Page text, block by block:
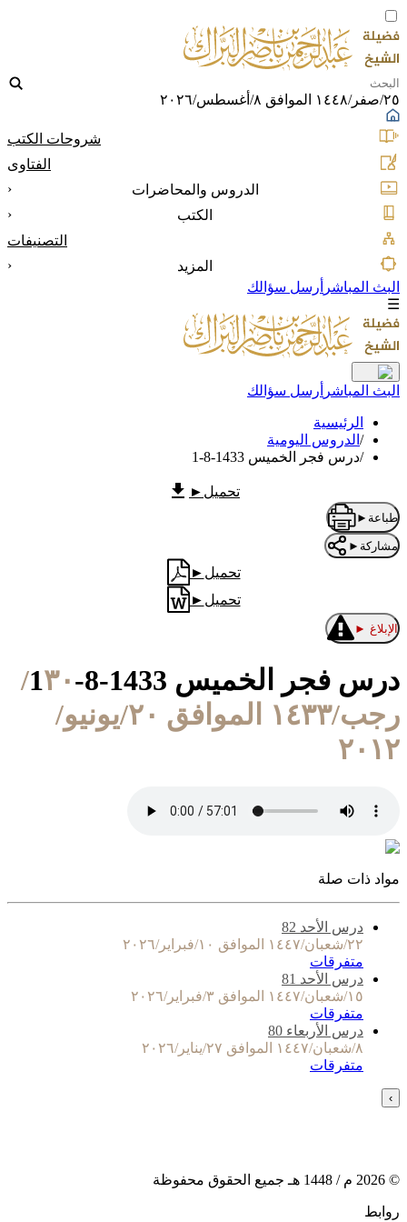
٢٥/صفر/١٤٤٨ الموافق ٨/أغسطس/٢٠٢٦
شروحات الكتب
الفتاوى
الدروس والمحاضرات
‹
الكتب
‹
التصنيفات
المزيد
‹
البث المباشر أرسل سؤالك
☰
البث المباشر أرسل سؤالك
الرئيسية
/ الدروس اليومية
/درس فجر الخميس 1433-8-1
تحميل ►
طباعة ►
مشاركة ►
تحميل ►
تحميل ►
الإبلاغ ►
درس فجر الخميس 1433-8-1
٣٠/
رجب/١٤٣٣ الموافق ٢٠/يونيو/
٢٠١٢
مواد ذات صلة
درس الأحد 82
٢٢/شعبان/١٤٤٧ الموافق ١٠/فبراير/٢٠٢٦
متفرقات
درس الأحد 81
١٥/شعبان/١٤٤٧ الموافق ٣/فبراير/٢٠٢٦
متفرقات
درس الأربعاء 80
٨/شعبان/١٤٤٧ الموافق ٢٧/يناير/٢٠٢٦
متفرقات
›
©
2026 م / 1448 هـ جميع الحقوق محفوظة
روابط